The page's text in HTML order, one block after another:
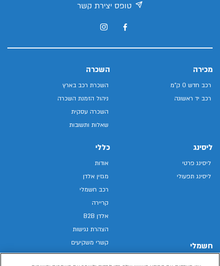
טופס יצירת קשר
מכירה
רכב חדש 0 ק"מ
רכב יד ראשונה
השכרה
השכרת רכב בארץ
ניהול הזמנת השכרה
השכרה עסקית
שאלות ותשובות
ליסינג
ליסינג פרטי
ליסינג תפעולי
חשמלי
כללי
אודות
מגזין אלדן
רכב חשמלי
קריירה
אלדן B2B
הצהרת נגישות
קשרי משקיעים
מפת האתר